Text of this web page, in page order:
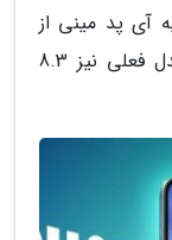
آی پد مینی از
نمایشگر 7.9 اینچی بهره می بردند و مدل فعلی نیز 8.3